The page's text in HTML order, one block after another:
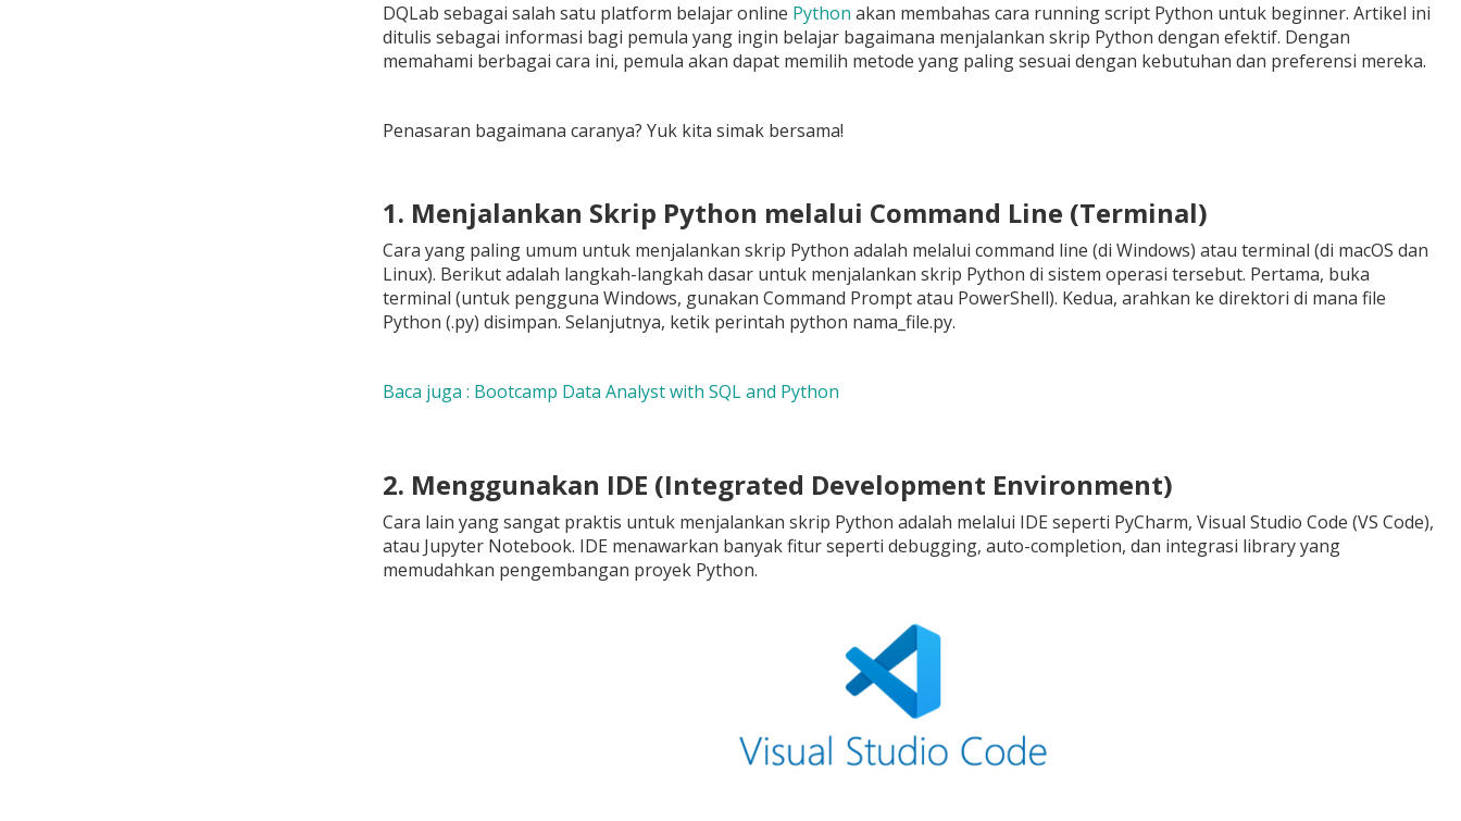
DQLab sebagai salah satu platform belajar online Python akan membahas cara running script Python untuk beginner. Artikel ini
ditulis sebagai informasi bagi pemula yang ingin belajar bagaimana menjalankan skrip Python dengan efektif. Dengan
memahami berbagai cara ini, pemula akan dapat memilih metode yang paling sesuai dengan kebutuhan dan preferensi mereka.
Penasaran bagaimana caranya? Yuk kita simak bersama!
1. Menjalankan Skrip Python melalui Command Line (Terminal)
Cara yang paling umum untuk menjalankan skrip Python adalah melalui command line (di Windows) atau terminal (di macOS dan
Linux). Berikut adalah langkah-langkah dasar untuk menjalankan skrip Python di sistem operasi tersebut. Pertama, buka
terminal (untuk pengguna Windows, gunakan Command Prompt atau PowerShell). Kedua, arahkan ke direktori di mana file
Python (.py) disimpan. Selanjutnya, ketik perintah python nama_file.py.
Baca juga : Bootcamp Data Analyst with SQL and Python
2. Menggunakan IDE (Integrated Development Environment)
Cara lain yang sangat praktis untuk menjalankan skrip Python adalah melalui IDE seperti PyCharm, Visual Studio Code (VS Code),
atau Jupyter Notebook. IDE menawarkan banyak fitur seperti debugging, auto-completion, dan integrasi library yang
memudahkan pengembangan proyek Python.